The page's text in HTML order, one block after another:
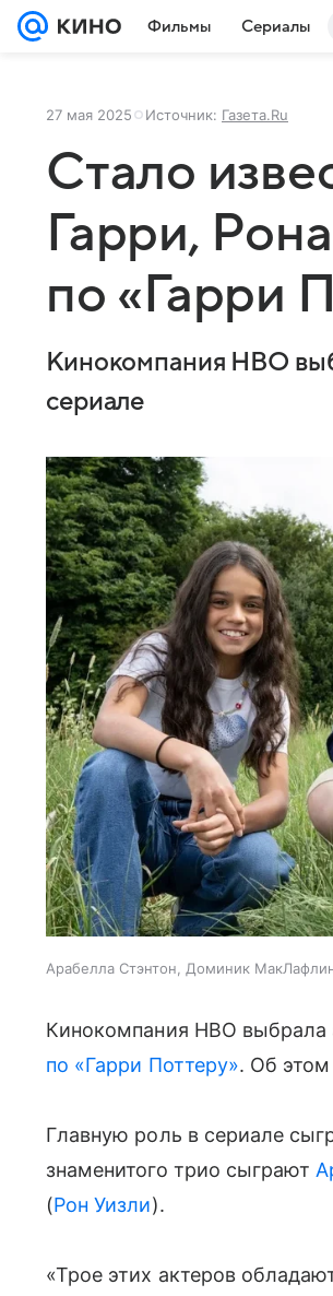
Фильмы Сериалы
27 мая 2025 Источник: Газета.Ru
Стало
Гарри,
по «Гарри
Кинокомпания HBO
сериале
Арабелла Стэнтон, Доминик
Кинокомпания HBO
по «Гарри Поттеру». Об
Главную роль в сериале
знаменитого трио сыграют
(Рон Уизли).
«Трое этих актеров